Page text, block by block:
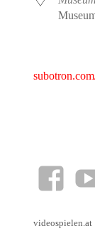
videospielen.at